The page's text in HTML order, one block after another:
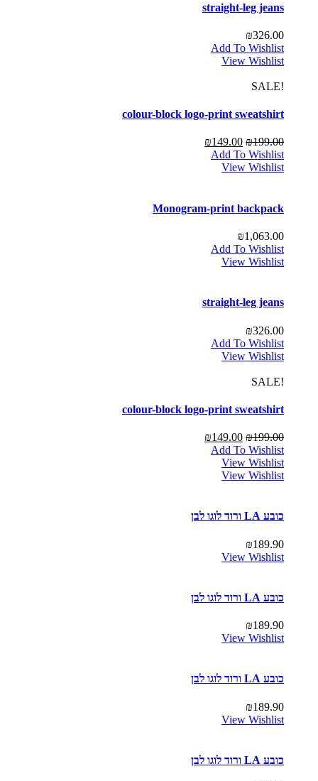
straight-leg jeans
₪326.00
Add To Wishlist
View Wishlist
!SALE
colour-block logo-print sweatshirt
₪199.00
₪149.00
Add To Wishlist
View Wishlist
Monogram-print backpack
₪1,063.00
Add To Wishlist
View Wishlist
straight-leg jeans
₪326.00
Add To Wishlist
View Wishlist
!SALE
colour-block logo-print sweatshirt
₪199.00
₪149.00
Add To Wishlist
View Wishlist
View Wishlist
כובע LA ורוד לוגו לבן
₪189.90
View Wishlist
כובע LA ורוד לוגו לבן
₪189.90
View Wishlist
כובע LA ורוד לוגו לבן
₪189.90
View Wishlist
כובע LA ורוד לוגו לבן